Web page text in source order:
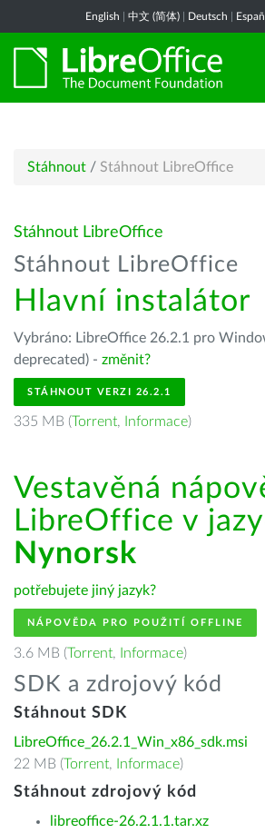
English 中文 (简体) Deutsch
Stáhnout / Stáhnout LibreOffice
Stáhnout LibreOffice
Stáhnout LibreOffice
Hlavní instalátor
Vybráno: LibreOffice 26.2.1 pro
deprecated) - změnit?
STÁHNOUT VERZI 26.2.1
335 MB (Torrent, Informace)
Vestavěná
LibreOffice v
Nynorsk
potřebujete jiný jazyk?
NÁPOVĚDA PRO POUŽITÍ OFFLINE
3.6 MB (Torrent, Informace)
SDK a zdrojový kód
Stáhnout SDK
LibreOffice_26.2.1_Win_x86_sdk.msi
22 MB (Torrent, Informace)
Stáhnout zdrojový kód
libreoffice-26.2.1.1.tar.xz